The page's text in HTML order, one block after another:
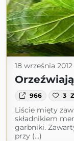
18 września 2012
966 3
Liście mięty
składnikiem
garbniki.
przy (...)